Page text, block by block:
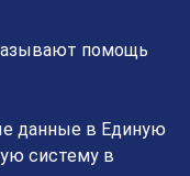
помощь
данные в Единую
систему в